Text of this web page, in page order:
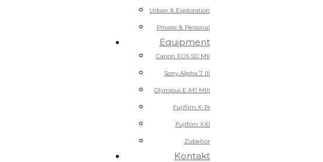
Urban & Exploration
Private & Personal
Equipment
Canon EOS 5D MII
Sony Alpha 7 III
Olympus E-M1 MIII
Fujifilm X-T4
Fujifilm X10
Zubehör
Kontakt